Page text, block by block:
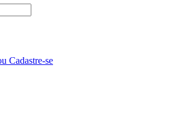
Cadastre-se